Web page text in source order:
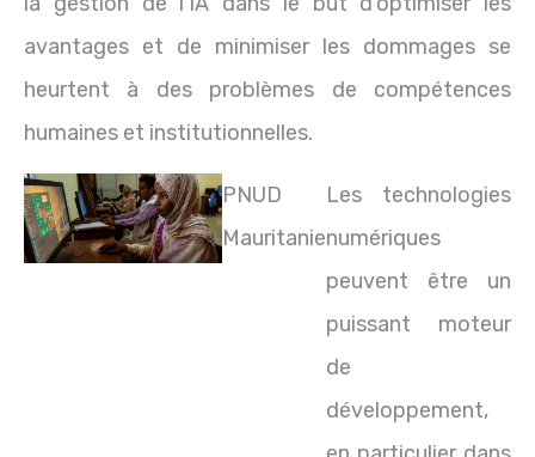
avantages et de minimiser les dommages se
heurtent à des problèmes de compétences
humaines et institutionnelles.
PNUD
Mauritanie
Les technologies
numériques
peuvent être un
puissant moteur
de
développement,